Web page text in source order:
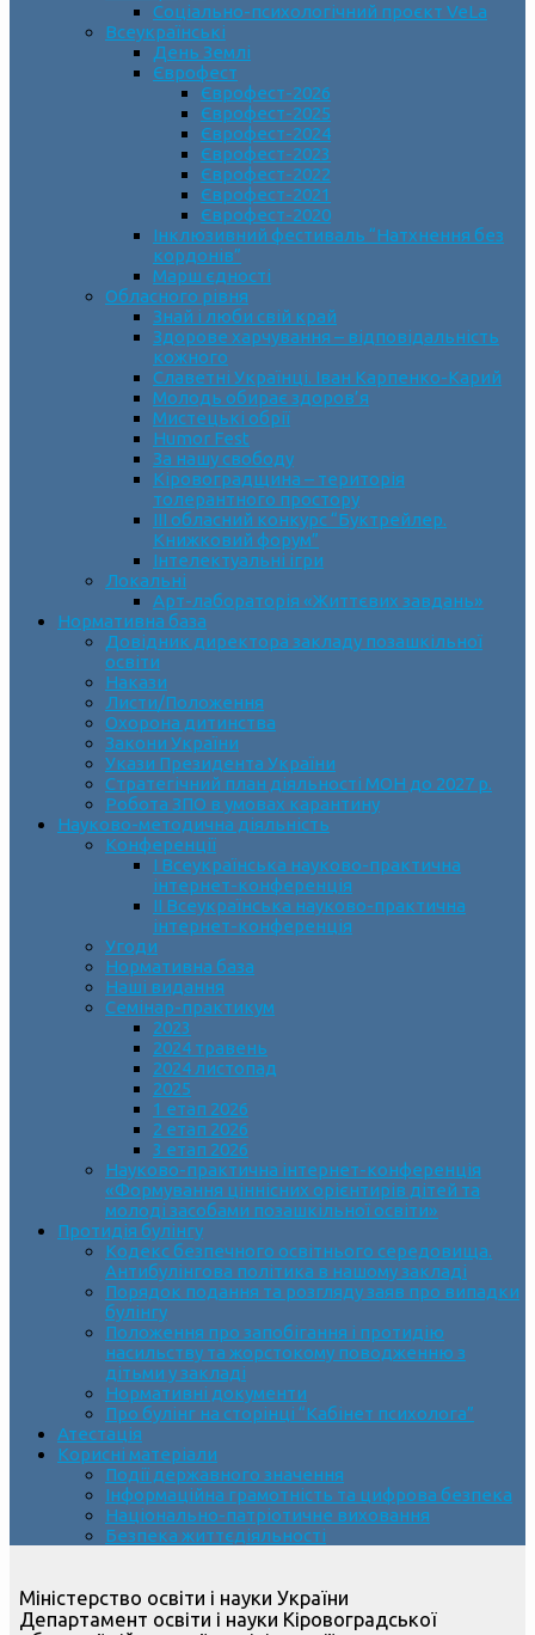
Соціально-психологічний проєкт VeLa
Всеукраїнські
День Землі
Єврофест
Єврофест-2026
Єврофест-2025
Єврофест-2024
Єврофест-2023
Єврофест-2022
Єврофест-2021
Єврофест-2020
Інклюзивний фестиваль “Натхнення без
кордонів”
Марш єдності
Обласного рівня
Знай і люби свій край
Здорове харчування – відповідальність
кожного
Славетні Українці. Іван Карпенко-Карий
Молодь обирає здоров’я
Мистецькі обрії
Humor Fest
За нашу свободу
Кіровоградщина – територія
толерантного простору
ІII обласний конкурс “Буктрейлер.
Книжковий форум”
Інтелектуальні ігри
Локальні
Арт-лабораторія «Життєвих завдань»
Нормативна база
Довідник директора закладу позашкільної
освіти
Накази
Листи/Положення
Охорона дитинства
Закони України
Укази Президента України
Стратегічний план діяльності МОН до 2027 р.
Робота ЗПО в умовах карантину
Науково-методична діяльність
Конференції
І Всеукраїнська науково-практична
інтернет-конференція
ІІ Всеукраїнська науково-практична
інтернет-конференція
Угоди
Нормативна база
Наші видання
Семінар-практикум
2023
2024 травень
2024 листопад
2025
1 етап 2026
2 етап 2026
3 етап 2026
Науково-практична інтернет-конференція
«Формування ціннісних орієнтирів дітей та
молоді засобами позашкільної освіти»
Протидія булінгу
Кодекс безпечного освітнього середовища.
Антибулінгова політика в нашому закладі
Порядок подання та розгляду заяв про випадки
булінгу
Положення про запобігання і протидію
насильству та жорстокому поводженню з
дітьми у закладі
Нормативні документи
Про булінг на сторінці “Кабінет психолога”
Атестація
Корисні матеріали
Події державного значення
Інформаційна грамотність та цифрова безпека
Національно-патріотичне виховання
Безпека життєдіяльності
Міністерство освіти і науки України
Департамент освіти і науки Кіровоградської